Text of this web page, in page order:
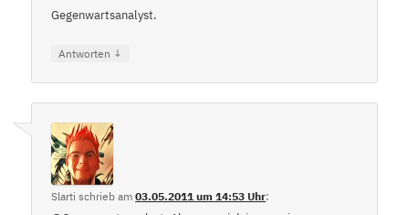
Gegenwartsanalyst.
Antworten ↓
Slarti schrieb am03.05.2011 um 14:53 Uhr: